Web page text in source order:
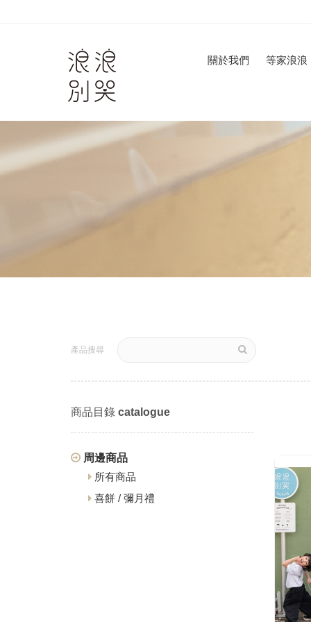
關於我們 等家浪浪
產品搜尋
商品目錄 catalogue
周邊商品
所有商品
喜餅 / 彌月禮